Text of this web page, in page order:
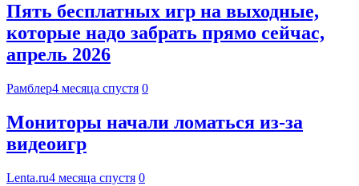
Пять бесплатных игр на выходные,
которые надо забрать прямо сейчас,
апрель 2026
Рамблер4 месяца спустя 0
Мониторы начали ломаться из-за
видеоигр
Lenta.ru4 месяца спустя 0